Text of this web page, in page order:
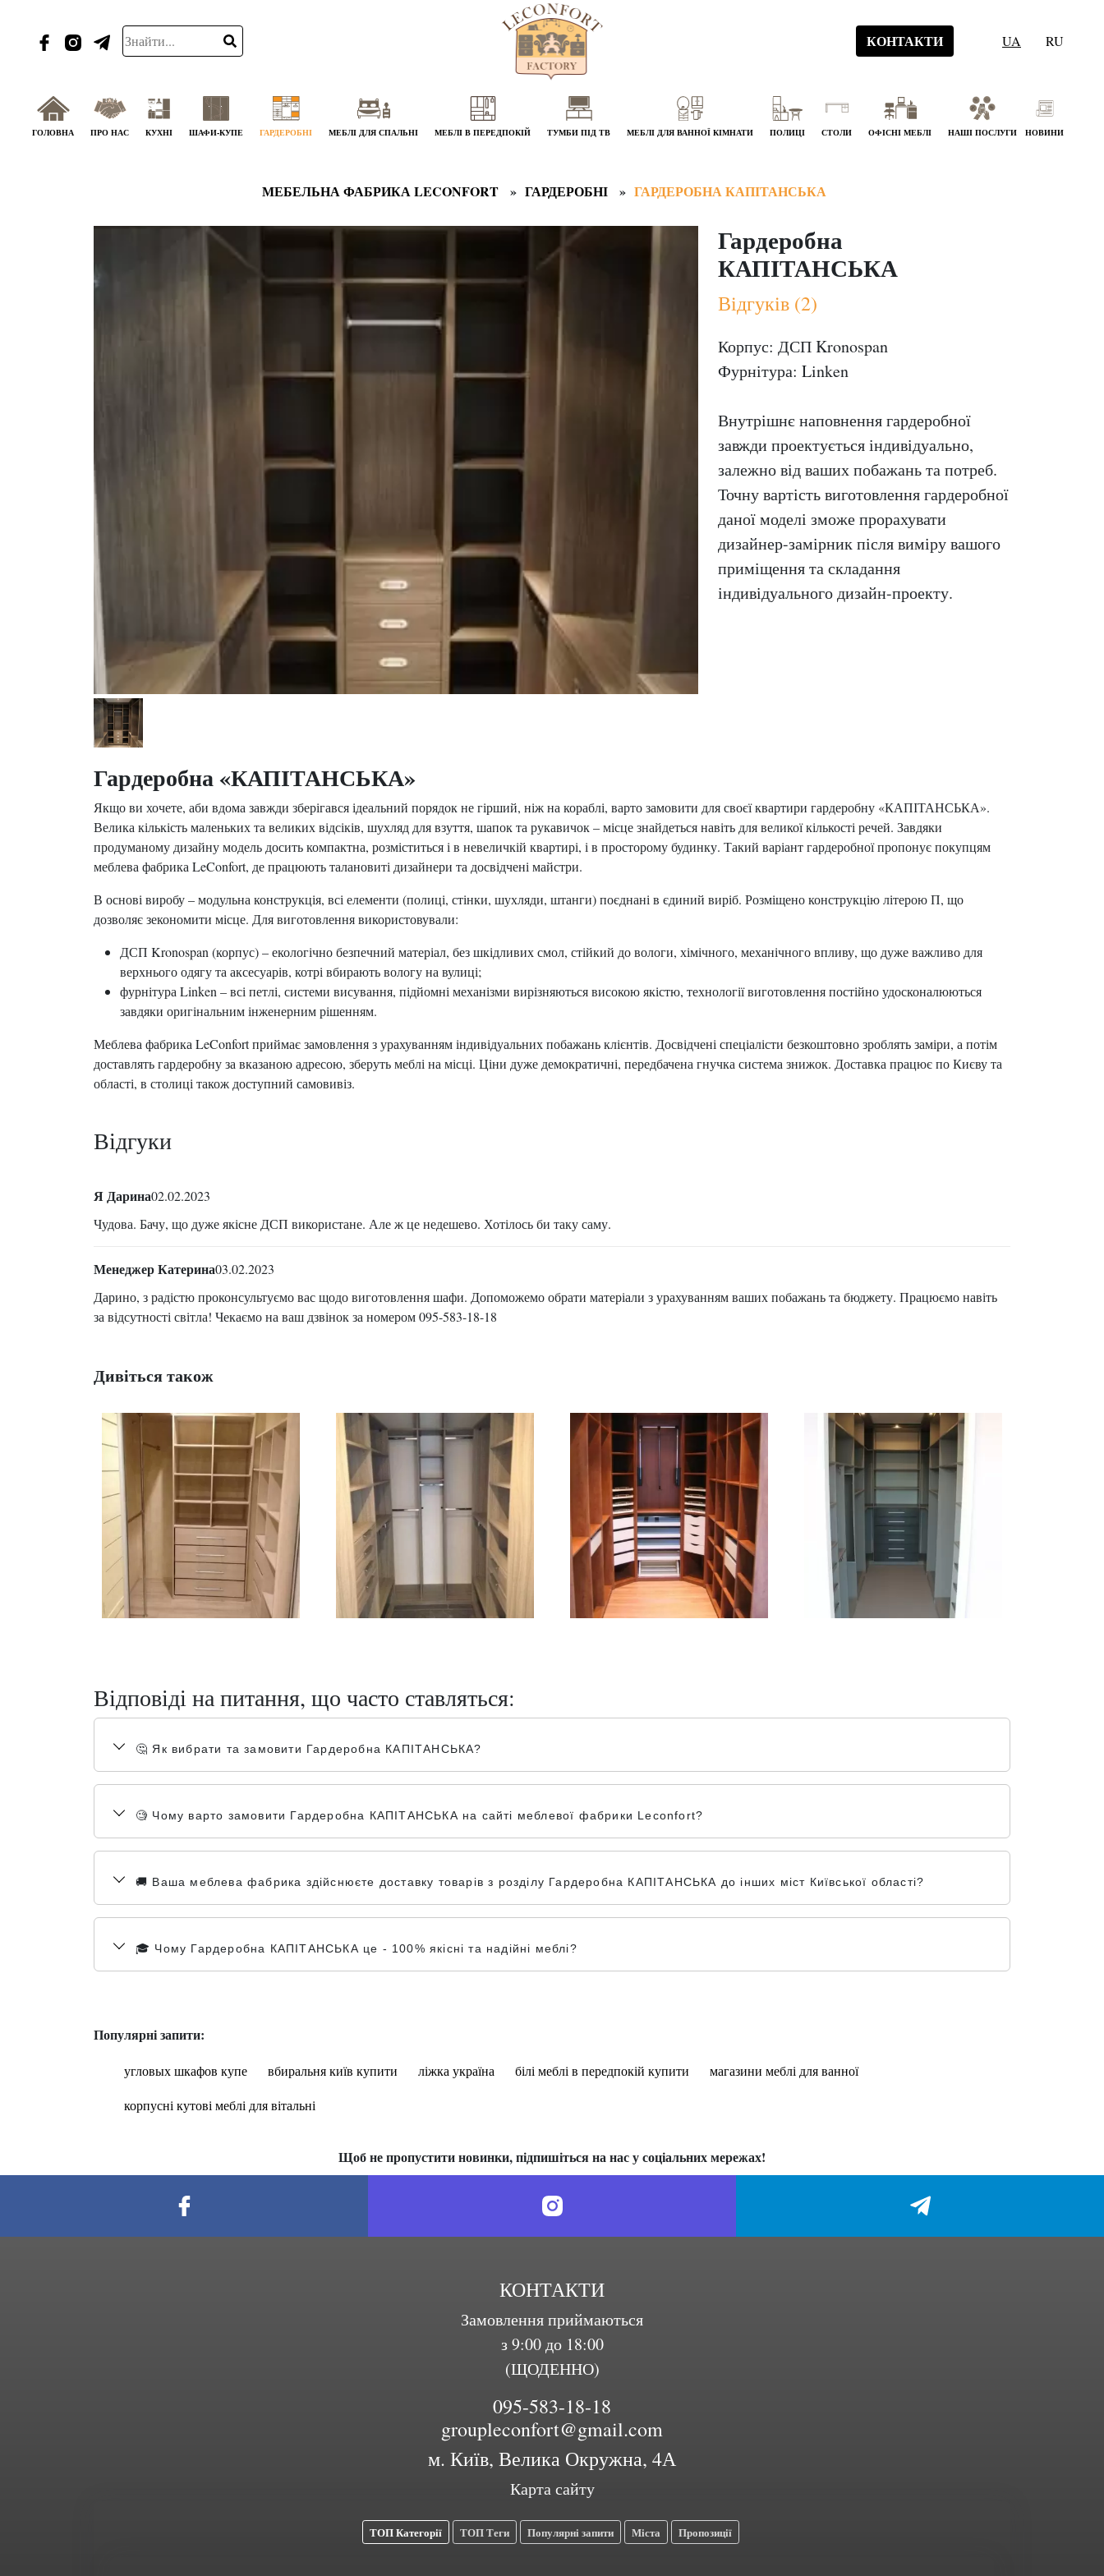
КОНТАКТИ UA RU
ГОЛОВНА ПРО НАС КУХНІ ШАФИ-КУПЕ ГАРДЕРОБНІ МЕБЛІ ДЛЯ СПАЛЬНІ МЕБЛІ В ПЕРЕДПОКІЙ ТУМБИ ПІД ТВ МЕБЛІ ДЛЯ ВАННОЇ КІМНАТИ ПОЛИЦІ СТОЛИ ОФІСНІ МЕБЛІ НАШІ ПОСЛУГИ НОВИНИ
МЕБЕЛЬНА ФАБРИКА LECONFORT ГАРДЕРОБНІ ГАРДЕРОБНА КАПІТАНСЬКА
Гардеробна
КАПІТАНСЬКА
Відгуків (2)
Корпус: ДСП Kronospan
Фурнітура: Linken
Внутрішнє наповнення гардеробної
завжди проектується індивідуально,
залежно від ваших побажань та потреб.
Точну вартість виготовлення гардеробної
даної моделі зможе прорахувати
дизайнер-замірник після виміру вашого
приміщення та складання
індивідуального дизайн-проекту.
Гардеробна «КАПІТАНСЬКА»
Якщо ви хочете, аби вдома завжди зберігався ідеальний порядок не гірший, ніж на кораблі, варто замовити для своєї квартири гардеробну «КАПІТАНСЬКА».
Велика кількість маленьких та великих відсіків, шухляд для взуття, шапок та рукавичок – місце знайдеться навіть для великої кількості речей. Завдяки
продуманому дизайну модель досить компактна, розміститься і в невеличкій квартирі, і в просторому будинку. Такий варіант гардеробної пропонує покупцям
меблева фабрика LeConfort, де працюють талановиті дизайнери та досвідчені майстри.
В основі виробу – модульна конструкція, всі елементи (полиці, стінки, шухляди, штанги) поєднані в єдиний виріб. Розміщено конструкцію літерою П, що
дозволяє зекономити місце. Для виготовлення використовували:
ДСП Kronospan (корпус) – екологічно безпечний матеріал, без шкідливих смол, стійкий до вологи, хімічного, механічного впливу, що дуже важливо для
верхнього одягу та аксесуарів, котрі вбирають вологу на вулиці;
фурнітура Linken – всі петлі, системи висування, підйомні механізми вирізняються високою якістю, технології виготовлення постійно удосконалюються
завдяки оригінальним інженерним рішенням.
Меблева фабрика LeConfort приймає замовлення з урахуванням індивідуальних побажань клієнтів. Досвідчені спеціалісти безкоштовно зроблять заміри, а потім
доставлять гардеробну за вказаною адресою, зберуть меблі на місці. Ціни дуже демократичні, передбачена гнучка система знижок. Доставка працює по Києву та
області, в столиці також доступний самовивіз.
Відгуки
Я Дарина02.02.2023
Чудова. Бачу, що дуже якісне ДСП використане. Але ж це недешево. Хотілось би таку саму.
Менеджер Катерина03.02.2023
Дарино, з радістю проконсультуємо вас щодо виготовлення шафи. Допоможемо обрати матеріали з урахуванням ваших побажань та бюджету. Працюємо навіть
за відсутності світла! Чекаємо на ваш дзвінок за номером 095-583-18-18
Дивіться також
Відповіді на питання, що часто ставляться:
🤔 Як вибрати та замовити Гардеробна КАПІТАНСЬКА?
🧐 Чому варто замовити Гардеробна КАПІТАНСЬКА на сайті меблевої фабрики Leconfort?
🚚 Ваша меблева фабрика здійснюєте доставку товарів з розділу Гардеробна КАПІТАНСЬКА до інших міст Київської області?
🎓 Чому Гардеробна КАПІТАНСЬКА це - 100% якісні та надійні меблі?
Популярні запити:
угловых шкафов купе вбиральня київ купити ліжка україна білі меблі в передпокій купити
магазини меблі для ванної
корпусні кутові меблі для вітальні
Щоб не пропустити новинки, підпишіться на нас у соціальних мережах!
КОНТАКТИ
Замовлення приймаються
з 9:00 до 18:00
(ЩОДЕННО)
095-583-18-18
groupleconfort@gmail.com
м. Київ, Велика Окружна, 4А
Карта сайту
ТОП Категорії ТОП Теги Популярні запити Міста Пропозиції